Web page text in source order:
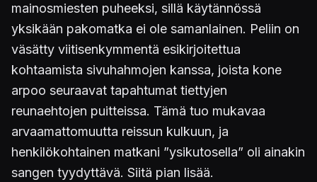
mainosmiesten puheeksi, sillä käytännössä
yksikään pakomatka ei ole samanlainen. Peliin on
väsätty viitisenkymmentä esikirjoitettua
kohtaamista sivuhahmojen kanssa, joista kone
arpoo seuraavat tapahtumat tiettyjen
reunaehtojen puitteissa. Tämä tuo mukavaa
arvaamattomuutta reissun kulkuun, ja
henkilökohtainen matkani ”ysikutosella” oli ainakin
sangen tyydyttävä. Siitä pian lisää.